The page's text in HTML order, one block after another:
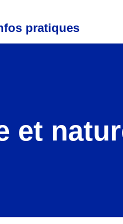
pratiques
et